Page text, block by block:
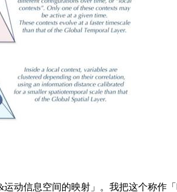
信息空间的映射」。我把这个称作